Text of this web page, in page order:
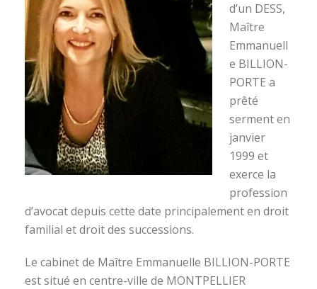
d’un DESS,
Maître
Emmanuell
e BILLION-
PORTE a
prêté
serment en
janvier
1999 et
exerce la
profession
d’avocat depuis cette date principalement en droit
familial et droit des successions.
Le cabinet de Maître Emmanuelle BILLION-PORTE
est situé en centre-ville de MONTPELLIER